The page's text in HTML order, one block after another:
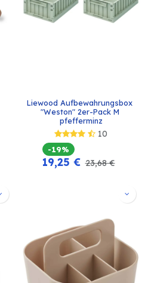
Liewood Aufbewahrungsbox
"Weston" 2er-Pack M
pfefferminz
10
-19%
19,25 € 23,68€